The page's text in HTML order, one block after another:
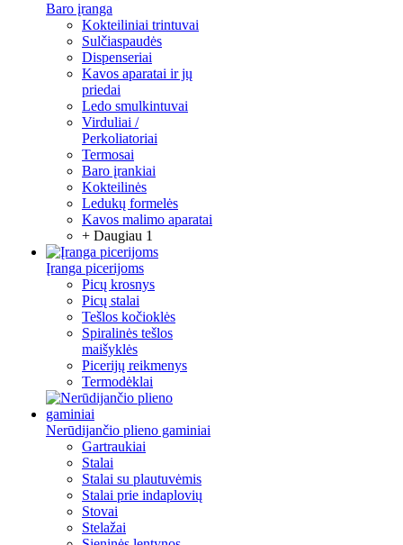
Baro įranga
Kokteiliniai trintuvai
Sulčiaspaudės
Dispenseriai
Kavos aparatai ir jų
priedai
Ledo smulkintuvai
Virduliai /
Perkoliatoriai
Termosai
Baro įrankiai
Kokteilinės
Ledukų formelės
Kavos malimo aparatai
+ Daugiau 1
Įranga picerijoms
Picų krosnys
Picų stalai
Tešlos kočioklės
Spiralinės tešlos
maišyklės
Picerijų reikmenys
Termodėklai
Nerūdijančio plieno gaminiai
Gartraukiai
Stalai
Stalai su plautuvėmis
Stalai prie indaplovių
Stovai
Stelažai